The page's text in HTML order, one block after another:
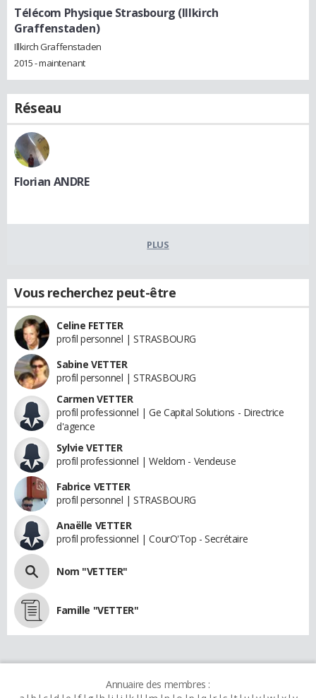
Télécom Physique Strasbourg (Illkirch
Graffenstaden)
Illkirch Graffenstaden
2015 - maintenant
Réseau
Florian ANDRE
PLUS
Vous recherchez peut-être
Celine FETTER
profil personnel | STRASBOURG
Sabine VETTER
profil personnel | STRASBOURG
Carmen VETTER
profil professionnel | Ge Capital Solutions - Directrice
d'agence
Sylvie VETTER
profil professionnel | Weldom - Vendeuse
Fabrice VETTER
profil personnel | STRASBOURG
Anaëlle VETTER
profil professionnel | CourO'Top - Secrétaire
Nom "VETTER"
Famille "VETTER"
Annuaire des membres :